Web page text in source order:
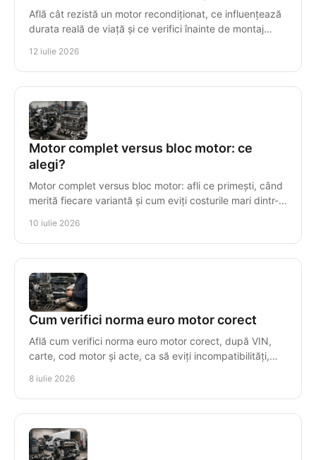
Află cât rezistă un motor recondiționat, ce influențează
durata reală de viață și ce verifici înainte de montaj
12 iulie 2026
Motor complet versus bloc motor: ce
alegi?
Motor complet versus bloc motor: afli ce primești, când
merită fiecare variantă și cum eviți costurile mari dintr-o
10 iulie 2026
Cum verifici norma euro motor corect
Află cum verifici norma euro motor corect, după VIN,
carte, cod motor și acte, ca să eviți incompatibilități,
8 iulie 2026